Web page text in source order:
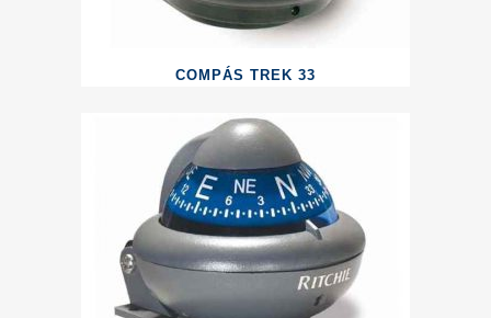
COMPÁS TREK 33